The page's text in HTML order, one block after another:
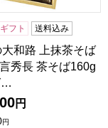
フト 送料込み
和路 上抹茶そば
秀長 茶そば160g
…
円
円